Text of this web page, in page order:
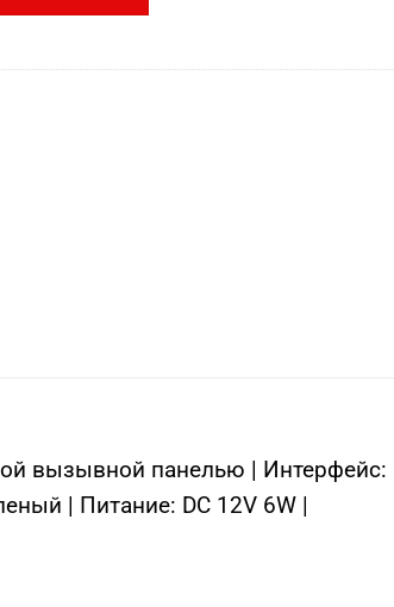
вызывной панелью | Интерфейс:
| Питание: DC 12V 6W |